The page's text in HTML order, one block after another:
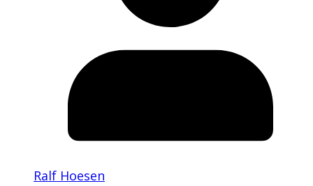
Ralf Hoesen